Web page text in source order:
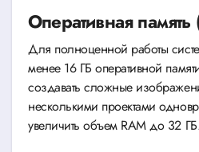
Оперативная память
Для полноценной работы
менее 16 ГБ оперативной
создавать сложные
несколькими проектами
увеличить объем RAM до 32